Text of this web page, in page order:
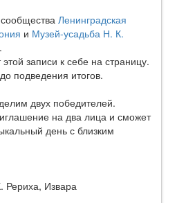
Ленинградская
и Музей-усадьба Н. К.
записи к себе на страницу.
подведения итогов.
двух победителей.
на два лица и сможет
день с близким
Рериха, Извара